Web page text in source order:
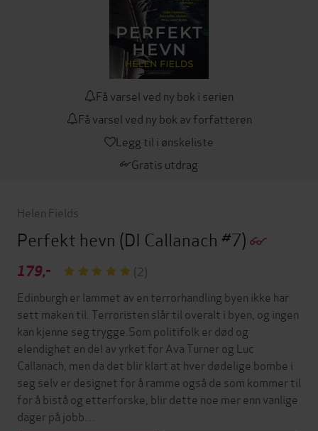
Få varsel ved ny bok i serien
Få varsel ved ny bok av forfatteren
Legg til i ønskeliste
Gratis utdrag
Helen Fields
Perfekt hevn (DI Callanach #7)
179,-
(2)
Edinburgh er lammet av en terrorhandling byen ikke har
sett maken til. Terroristen slår til overalt i byen, og ingen
kan kjenne seg trygge.Som politifolk er død og
elendighet en del av yrket for Ava Turner og Luc
Callanach, men da det blir klart at hver dødelige bombe i
seg selv er designet for å ramme også de som kommer til
for å bistå og etterforske, blir dette noe mer enn vanlige
dager på jobb…